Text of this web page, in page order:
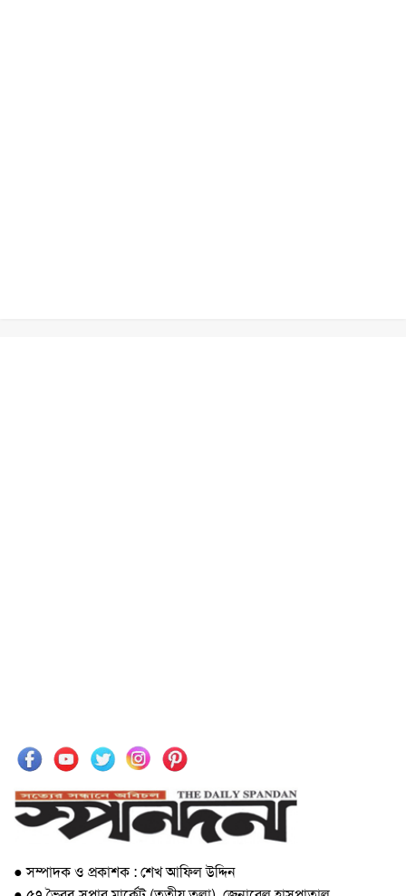
● সম্পাদক ও প্রকাশক : শেখ আফিল উদ্দিন